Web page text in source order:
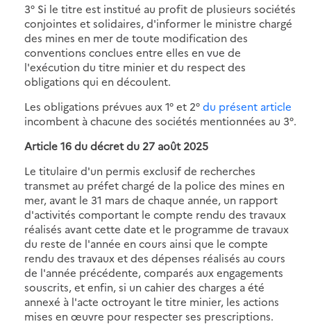
3° Si le titre est institué au profit de plusieurs sociétés
conjointes et solidaires, d'informer le ministre chargé
des mines en mer de toute modification des
conventions conclues entre elles en vue de
l'exécution du titre minier et du respect des
obligations qui en découlent.
Les obligations prévues aux 1° et 2°du présent article
incombent à chacune des sociétés mentionnées au 3°.
Article 16 du décret du 27 août 2025
Le titulaire d'un permis exclusif de recherches
transmet au préfet chargé de la police des mines en
mer, avant le 31 mars de chaque année, un rapport
d'activités comportant le compte rendu des travaux
réalisés avant cette date et le programme de travaux
du reste de l'année en cours ainsi que le compte
rendu des travaux et des dépenses réalisés au cours
de l'année précédente, comparés aux engagements
souscrits, et enfin, si un cahier des charges a été
annexé à l'acte octroyant le titre minier, les actions
mises en œuvre pour respecter ses prescriptions.